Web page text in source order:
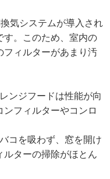
気システムが導入され
。このため、室内の
ィルターがあまり汚
ンジフードは性能が向
ンフィルターやコンロ
コを吸わず、窓を開け
ターの掃除がほとん